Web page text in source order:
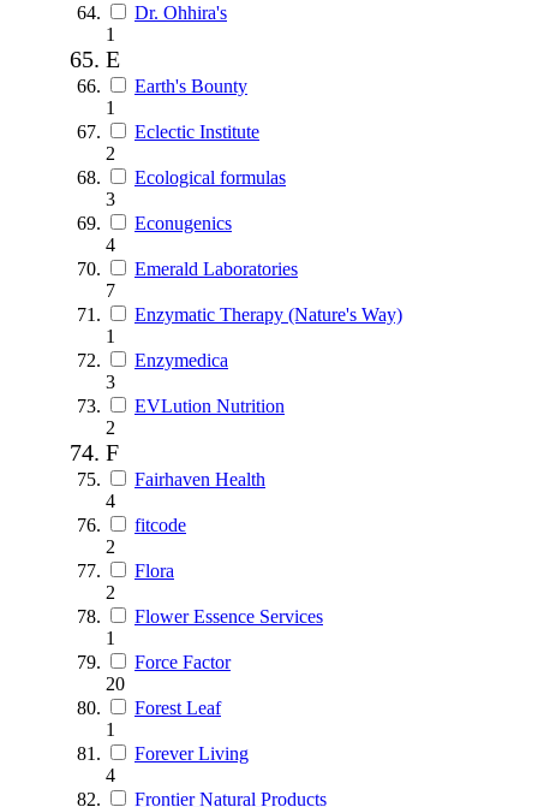
Dr. Ohhira's
1
E
Earth's Bounty
1
Eclectic Institute
2
Ecological formulas
3
Econugenics
4
Emerald Laboratories
7
Enzymatic Therapy (Nature's Way)
1
Enzymedica
3
EVLution Nutrition
2
F
Fairhaven Health
4
fitcode
2
Flora
2
Flower Essence Services
1
Force Factor
20
Forest Leaf
1
Forever Living
4
Frontier Natural Products